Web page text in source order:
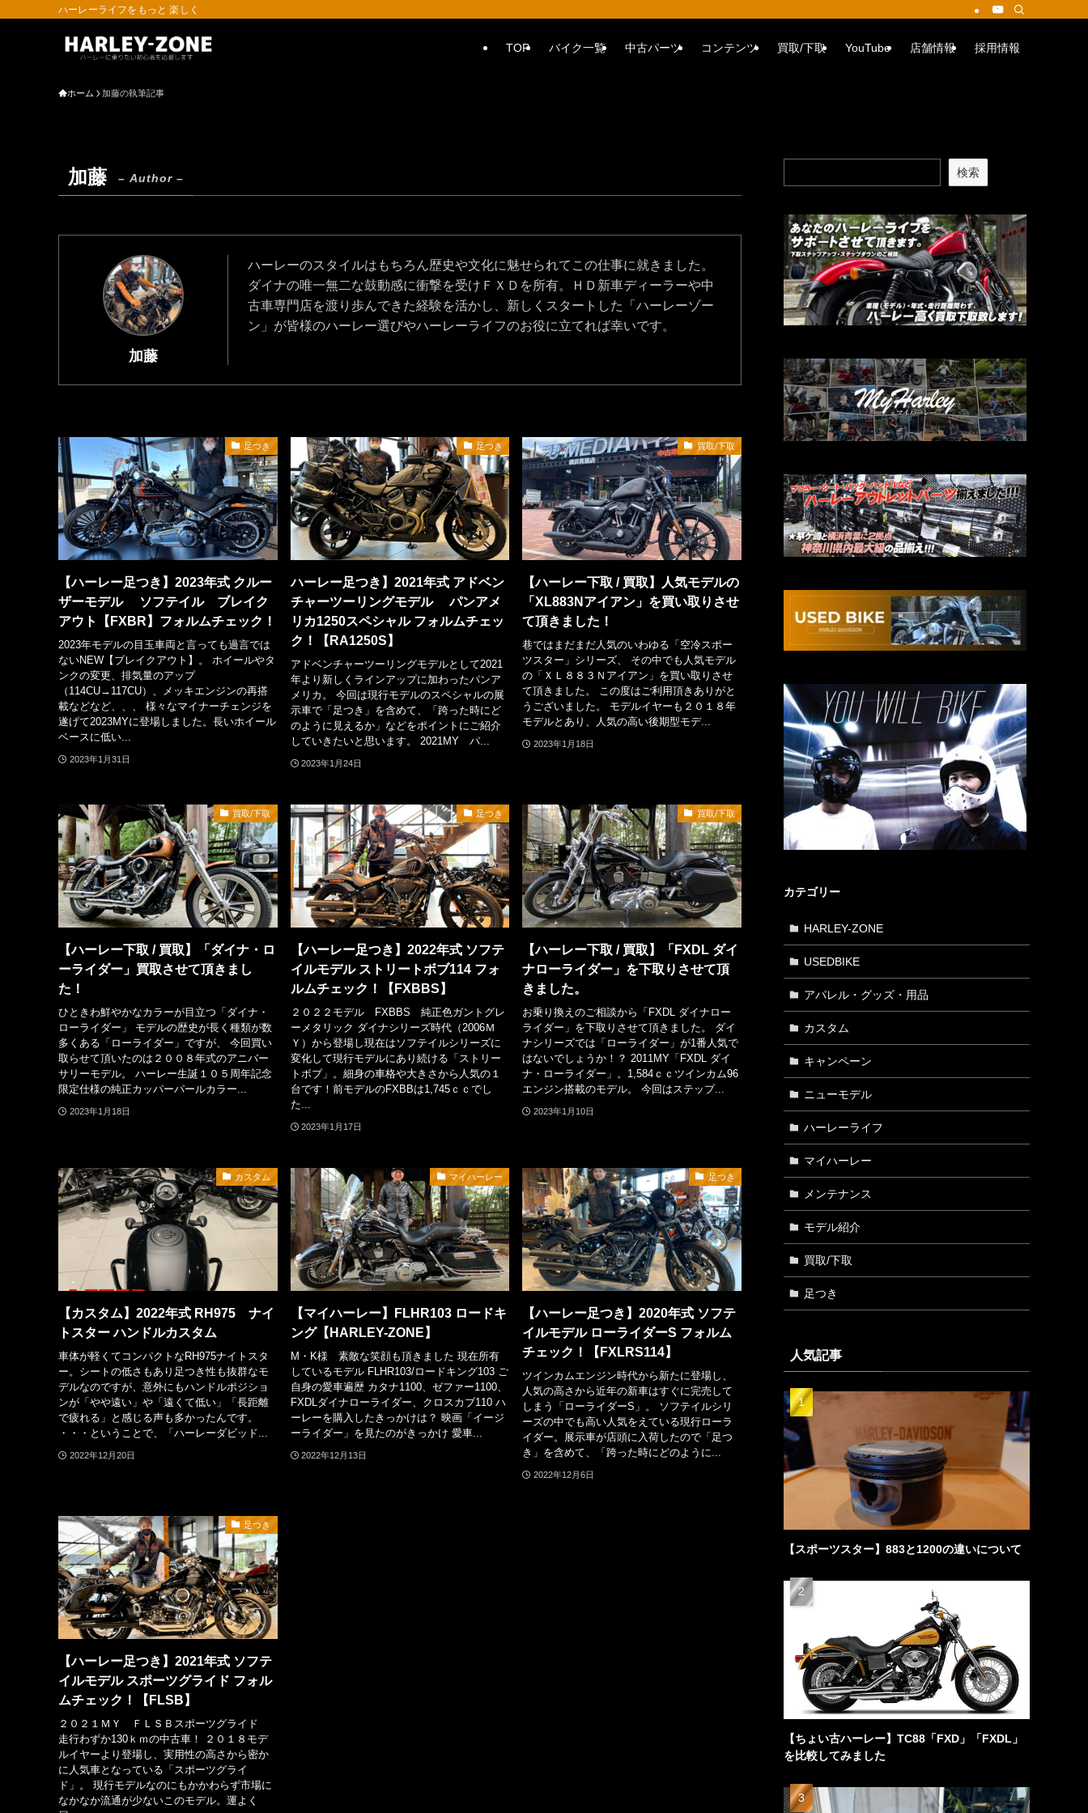
ハーレーライフをもっと 楽しく
TOP バイク一覧 中古パーツ コンテンツ 買取/下取 YouTube 店舗情報 採用情報
ホーム 加藤の執筆記事
加藤 – Author –
加藤
ハーレーのスタイルはもちろん歴史や文化に魅せられてこの仕事に就きました。
ダイナの唯一無二な鼓動感に衝撃を受けＦＸＤを所有。ＨＤ新車ディーラーや中
古車専門店を渡り歩んできた経験を活かし、新しくスタートした「ハーレーゾー
ン」が皆様のハーレー選びやハーレーライフのお役に立てれば幸いです。
足つき
【ハーレー足つき】2023年式 クルー
ザーモデル ソフテイル ブレイク
アウト【FXBR】フォルムチェック！
2023年モデルの目玉車両と言っても過言では
ないNEW【ブレイクアウト】。 ホイールやタ
ンクの変更、排気量のアップ
（114CU→117CU）、メッキエンジンの再搭
載などなど、、、 様々なマイナーチェンジを
遂げて2023MYに登場しました。長いホイール
ベースに低い...
2023年1月31日
足つき
ハーレー足つき】2021年式 アドベン
チャーツーリングモデル パンアメ
リカ1250スペシャル フォルムチェッ
ク！【RA1250S】
アドベンチャーツーリングモデルとして2021
年より新しくラインアップに加わったパンア
メリカ。 今回は現行モデルのスペシャルの展
示車で「足つき」を含めて、「跨った時にど
のように見えるか」などをポイントにご紹介
していきたいと思います。 2021MY パ...
2023年1月24日
買取/下取
【ハーレー下取 / 買取】人気モデルの
「XL883Nアイアン」を買い取りさせ
て頂きました！
巷ではまだまだ人気のいわゆる「空冷スポー
ツスター」シリーズ、 その中でも人気モデル
の「ＸＬ８８３Ｎアイアン」を買い取りさせ
て頂きました。 この度はご利用頂きありがと
うございました。 モデルイヤーも２０１８年
モデルとあり、人気の高い後期型モデ...
2023年1月18日
買取/下取
【ハーレー下取 / 買取】「ダイナ・ロ
ーライダー」買取させて頂きまし
た！
ひときわ鮮やかなカラーが目立つ「ダイナ・
ローライダー」 モデルの歴史が長く種類が数
多くある「ローライダー」ですが、 今回買い
取らせて頂いたのは２００８年式のアニバー
サリーモデル。 ハーレー生誕１０５周年記念
限定仕様の純正カッパーパールカラー...
2023年1月18日
足つき
【ハーレー足つき】2022年式 ソフテ
イルモデル ストリートボブ114 フォ
ルムチェック！【FXBBS】
２０２２モデル FXBBS 純正色ガントグレ
ーメタリック ダイナシリーズ時代（2006Ｍ
Ｙ）から登場し現在はソフテイルシリーズに
変化して現行モデルにあり続ける「ストリー
トボブ」。細身の車格や大きさから人気の１
台です！前モデルのFXBBは1,745ｃｃでし
た...
2023年1月17日
買取/下取
【ハーレー下取 / 買取】「FXDL ダイ
ナローライダー」を下取りさせて頂
きました。
お乗り換えのご相談から「FXDL ダイナロー
ライダー」を下取りさせて頂きました。 ダイ
ナシリーズでは「ローライダー」が1番人気で
はないでしょうか！？ 2011MY「FXDL ダイ
ナ・ローライダー」。1,584ｃｃツインカム96
エンジン搭載のモデル。 今回はステップ...
2023年1月10日
カスタム
【カスタム】2022年式 RH975 ナイ
トスター ハンドルカスタム
車体が軽くてコンパクトなRH975ナイトスタ
ー。シートの低さもあり足つき性も抜群なモ
デルなのですが、意外にもハンドルポジショ
ンが「やや遠い」や「遠くて低い」「長距離
で疲れる」と感じる声も多かったんです。
・・・ということで、「ハーレーダビッド...
2022年12月20日
マイハーレー
【マイハーレー】FLHR103 ロードキ
ング【HARLEY-ZONE】
M・K様 素敵な笑顔も頂きました 現在所有
しているモデル FLHR103/ロードキング103 ご
自身の愛車遍歴 カタナ1100、ゼファー1100、
FXDLダイナローライダー、クロスカブ110 ハ
ーレーを購入したきっかけは？ 映画「イージ
ーライダー」を見たのがきっかけ 愛車...
2022年12月13日
足つき
【ハーレー足つき】2020年式 ソフテ
イルモデル ローライダーS フォルム
チェック！【FXLRS114】
ツインカムエンジン時代から新たに登場し、
人気の高さから近年の新車はすぐに完売して
しまう「ローライダーS」。 ソフテイルシリ
ーズの中でも高い人気をえている現行ローラ
イダー。展示車が店頭に入荷したので「足つ
き」を含めて、「跨った時にどのように...
2022年12月6日
足つき
【ハーレー足つき】2021年式 ソフテ
イルモデル スポーツグライド フォル
ムチェック！【FLSB】
２０２１ＭＹ ＦＬＳＢスポーツグライド
走行わずか130ｋｍの中古車！ ２０１８モデ
ルイヤーより登場し、実用性の高さから密か
に人気車となっている「スポーツグライ
ド」。 現行モデルなのにもかかわらず市場に
なかなか流通が少ないこのモデル。運よく
検索
カテゴリー
HARLEY-ZONE
USEDBIKE
アパレル・グッズ・用品
カスタム
キャンペーン
ニューモデル
ハーレーライフ
マイハーレー
メンテナンス
モデル紹介
買取/下取
足つき
人気記事
【スポーツスター】883と1200の違いについて
【ちょい古ハーレー】TC88「FXD」「FXDL」
を比較してみました